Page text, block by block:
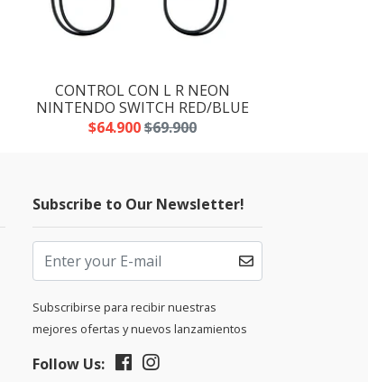
CONTROL CON L R NEON
NINTENDO SWITCH RED/BLUE
$64.900$69.900
Subscribe to Our Newsletter!
Subscribirse para recibir nuestras
mejores ofertas y nuevos lanzamientos
Follow Us: